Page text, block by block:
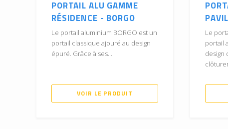
PORTAIL ALU GAMME
RÉSIDENCE - BORGO
Le portail aluminium BORGO est un
portail classique ajouré au design
épuré. Grâce à ses...
VOIR LE PRODUIT
Le
portail
design